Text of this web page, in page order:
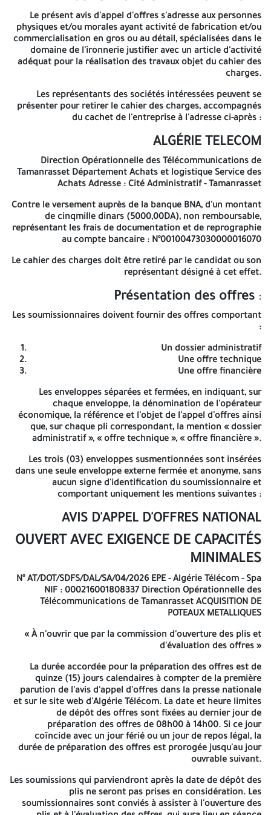
OUVERT AVEC EXIGENCE DE CAPACITÉS
MINIMALES
N°AT/DOT/SDFS/DAL/SA/04/2026
La Direction Opérationnelles des Télécommunications de
Tamanrasset lance un avis d'Appel d'offres national ouvert avec
exigence de capacités minimales pour : « Contrat à commandes
» pour :
ACQUISITION DE POTEAUX METALLIQUES
CONDITIONS DE PARTICIPATION
:
Le présent avis d'appel d'offres s'adresse aux personnes
physiques et/ou morales ayant activité de fabrication et/ou
commercialisation en gros ou au détail, spécialisées dans le
domaine de l'ironnerie justifier avec un article d'activité adéquat
pour la réalisation des travaux objet du cahier des charges.
Les représentants des sociétés intéressées peuvent se présenter
pour retirer le cahier des charges, accompagnés du cachet de
l'entreprise à l'adresse ci-après :
ALGÉRIE TELECOM
Direction Opérationnelle des Télécommunications de
Contre le versement auprès de la banque BNA, d'un montant de
cinqmille dinars (5000,00DA), non remboursable, représentant
bancaire :N°00100473030000016070
Le cahier des charges doit être retiré par le candidat ou son
représentant désigné à cet effet.
Présentation des offres
Les soumissionnaires doivent fournir des offres comportant :
Un dossier administratif
Une offre technique
Une offre financière
Les enveloppes séparées et fermées, en indiquant, sur chaque
enveloppe, la dénomination de l'opérateur économique, la
référence et l'objet de l'appel d'offres ainsi que, sur chaque pli
technique », « offre financière ».
Les trois (03) enveloppes susmentionnées sont insérées dans
une seule enveloppe externe fermée et anonyme, sans aucun
uniquement les mentions suivantes :
OUVERT AVEC EXIGENCE DE CAPACITÉS
MINIMALES
N° AT/DOT/SDFS/DAL/SA/04/2026 EPE - Algérie Télécom - Spa
NIF :
000216001808337 Direction Opérationnelle des
Télécommunications de Tamanrasset ACQUISITION DE POTEAUX
METALLIQUES
« À n'ouvrir que par la commission d'ouverture des plis et
d'évaluation des offres »
La durée accordée pour la préparation des offres est de quinze
Le présent avis d'appel d'offres s'adresse aux personnes
physiques et/ou morales ayant activité de fabrication et/ou
commercialisation en gros ou au détail, spécialisées dans le
domaine de l'ironnerie justifier avec un article d'activité
adéquat pour la réalisation des travaux objet du cahier des
charges.
Les représentants des sociétés intéressées peuvent se
présenter pour retirer le cahier des charges, accompagnés
du cachet de l'entreprise à l'adresse ci-après :
ALGÉRIE TELECOM
Direction Opérationnelle des Télécommunications de
Tamanrasset Département Achats et logistique Service des
Achats Adresse : Cité Administratif - Tamanrasset
Contre le versement auprès de la banque BNA, d'un montant
de cinqmille dinars (5000,00DA), non remboursable,
représentant les frais de documentation et de reprographie
au compte bancaire : N°00100473030000016070
Le cahier des charges doit être retiré par le candidat ou son
représentant désigné à cet effet.
Présentation des offres :
Les soumissionnaires doivent fournir des offres comportant
:
Un dossier administratif
Une offre technique
Une offre financière
Les enveloppes séparées et fermées, en indiquant, sur
chaque enveloppe, la dénomination de l'opérateur
économique, la référence et l'objet de l'appel d'offres ainsi
que, sur chaque pli correspondant, la mention « dossier
administratif », « offre technique », « offre financière ».
Les trois (03) enveloppes susmentionnées sont insérées
dans une seule enveloppe externe fermée et anonyme, sans
aucun signe d'identification du soumissionnaire et
comportant uniquement les mentions suivantes :
AVIS D'APPEL D'OFFRES NATIONAL
OUVERT AVEC EXIGENCE DE CAPACITÉS
MINIMALES
N° AT/DOT/SDFS/DAL/SA/04/2026 EPE - Algérie Télécom - Spa
NIF : 000216001808337 Direction Opérationnelle des
Télécommunications de Tamanrasset ACQUISITION DE
POTEAUX METALLIQUES
« À n'ouvrir que par la commission d'ouverture des plis et
d'évaluation des offres »
La durée accordée pour la préparation des offres est de
quinze (15) jours calendaires à compter de la première
parution de l'avis d'appel d'offres dans la presse nationale
et sur le site web d'Algérie Télécom. La date et heure limites
de dépôt des offres sont fixées au dernier jour de
préparation des offres de 08h00 à 14h00. Si ce jour
coïncide avec un jour férié ou un jour de repos légal, la
durée de préparation des offres est prorogée jusqu'au jour
ouvrable suivant.
Les soumissions qui parviendront après la date de dépôt des
plis ne seront pas prises en considération. Les
soumissionnaires sont conviés à assister à l'ouverture des